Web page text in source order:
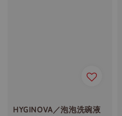
HYGINOVA／泡泡洗碗液